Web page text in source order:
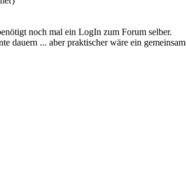
noch mal ein LogIn zum Forum selber.
dauern ... aber praktischer wäre ein